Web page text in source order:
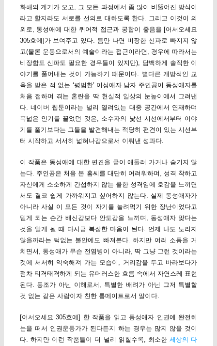
화해의 계기가 오고, 그 모든 과정에서 좀 많이 비뚤어진 방식이
라고 할지라도 서로를 선의로 대하도록 한다. 그리고 이것이 의
외로, 동성애에 대한 퀴어적 접근과 궁합이 좋음을 [어서오세요
305호에]가 보여주고 있다. 틈만 나면 비장한 신파로 빠지지 않
고(물론 운동으로서의 예술이라는 접근이라면, 경우에 따라서는
비장함도 신파도 필요한 경우들이 있지만), 담백하게 솔직한 이
야기를 풀어내는 것이 가능하기 때문이다. 별다른 개방적인 교
육을 받은 적 없는 ‘평범한’ 이성애자 남자 주인공이 동성애자를
처음 접하며 겪는 혼란을 딱 현실적 일상의 눈높이에서 그려낸
다. 네이버 웹툰이라는 널리 열려있는 대중 공간에서 연재하며
폭넓은 인기를 끌었던 것은, 소수자의 낯선 시선에서부터 이야
기를 풀기보다는 그들을 발견해내는 적당히 편견이 있는 시선부
터 시작하고 서서히 넓혀나감으로서 이뤄낸 성과다.
이 작품은 동성애에 대한 편견을 굳이 애둘러 가거나 숨기지 않
는다. 주인공은 처음 본 홈씨를 대단히 어려워하며, 성격 착하고
자신에게 소소하게 간섭하지 않는 쿨한 성격임에 호감을 느끼면
서도 결코 쉽게 가까워지고 싶어하지 않는다. 실제 동성애자가
아니라 사실 이 모든 것이 자기를 놀려먹기 위한 장난이었다고
믿게 되는 순간 배신감보다 안도감을 느끼며, 동성애자 맞다는
것을 알게 될 때 다시금 복잡한 마음이 된다. 언제 나도 노리지
않을까라는 턱없는 불안에도 빠져본다. 하지만 여러 소동을 거
치면서, 동성애가 무슨 전염병이 아니라, 딱 그냥 그런 것이라는
것에 서서히 익숙해져 가는 모습이, 거리감을 두고 바라보다가
점차 티격태격하게 되는 유머러스한 흐름 속에서 자연스레 표현
된다. 동조가 아닌 이해로서, 특별한 배려가 아닌 그저 특별할
것 없는 같은 사람이자 친한 룸메이트로서 말이다.
[어서오세요 305호에] 한 작품을 읽고 동성애자 인권에 완전히
눈을 떠서 인권운동가가 된다든지 하는 경우는 많지 않을 것이
다. 하지만 이런 작품들이 더 널리 읽힐수록, 최소한세상의 다